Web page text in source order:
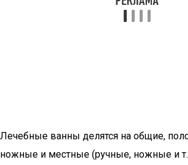
Лечебные ванны делятся на общие,
ножные и местные (ручные, ножные и т.